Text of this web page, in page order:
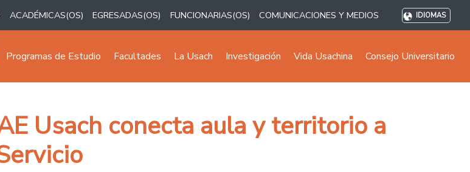
ACADÉMICAS(OS) EGRESADAS(OS) FUNCIONARIAS(OS) COMUNICACIONES Y MEDIOS IDIOMAS
Programas de Estudio Facultades La Usach Investigación Vida Usachina Consejo Universitario
Usach conecta aula y territorio a